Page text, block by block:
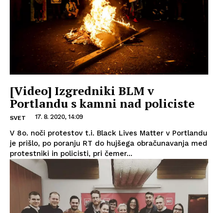
[Video] Izgredniki BLM v
Portlandu s kamni nad policiste
SVET 17. 8. 2020, 14:09
V 8o. noči protestov t.i. Black Lives Matter v Portlandu
je prišlo, po poranju RT do hujšega obračunavanja med
protestniki in policisti, pri čemer...